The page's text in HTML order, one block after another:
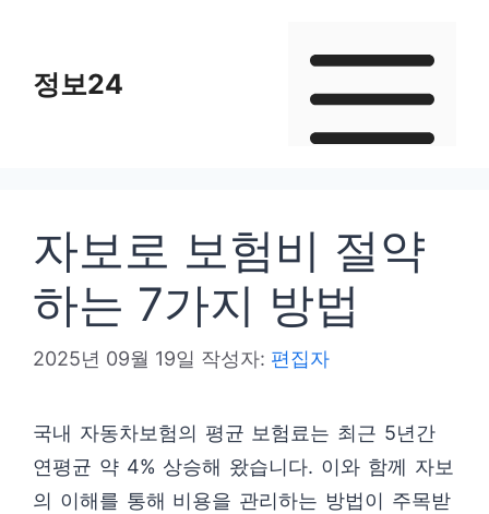
정보24
자보로 보험비 절약
하는 7가지 방법
2025년 09월 19일 작성자: 편집자
국내 자동차보험의 평균 보험료는 최근 5년간
연평균 약 4% 상승해 왔습니다. 이와 함께 자보
의 이해를 통해 비용을 관리하는 방법이 주목받